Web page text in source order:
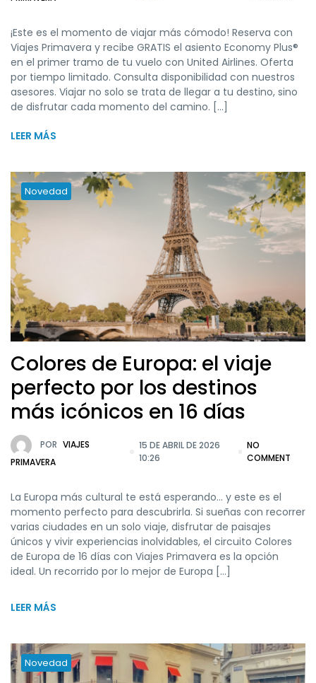
¡Este es el momento de viajar más cómodo! Reserva con
Viajes Primavera y recibe GRATIS el asiento Economy Plus®
en el primer tramo de tu vuelo con United Airlines. Oferta
por tiempo limitado. Consulta disponibilidad con nuestros
asesores. Viajar no solo se trata de llegar a tu destino, sino
de disfrutar cada momento del camino. [...]
LEER MÁS
Novedad
Colores de Europa: el viaje
perfecto por los destinos
más icónicos en 16 días
POR VIAJES
PRIMAVERA
15 DE ABRIL DE 2026
10:26
NO
COMMENT
La Europa más cultural te está esperando… y este es el
momento perfecto para descubrirla. Si sueñas con recorrer
varias ciudades en un solo viaje, disfrutar de paisajes
únicos y vivir experiencias inolvidables, el circuito Colores
de Europa de 16 días con Viajes Primavera es la opción
ideal. Un recorrido por lo mejor de Europa […]
LEER MÁS
Novedad